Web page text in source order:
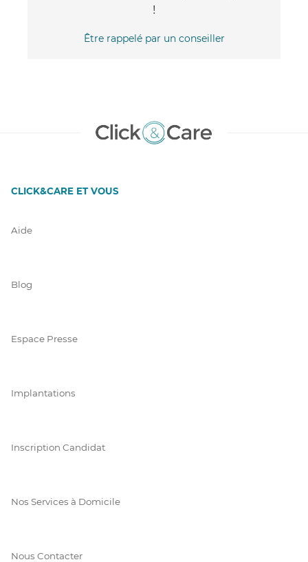
!
Être rappelé par un conseiller
CLICK&CARE ET VOUS
Aide
Blog
Espace Presse
Implantations
Inscription Candidat
Nos Services à Domicile
Nous Contacter